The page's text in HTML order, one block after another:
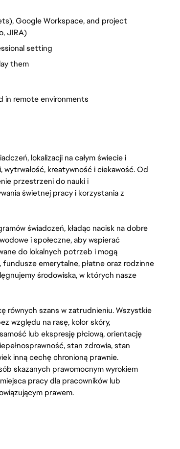
Google Workspace, and project
JIRA)
setting
them
in remote environments
lokalizacji na całym świecie i
kreatywność i ciekawość. Od
przestrzeni do nauki i
świetnej pracy i korzystania z
świadczeń, kładąc nacisk na dobre
i społeczne, aby wspierać
do lokalnych potrzeb i mogą
emerytalne, płatne oraz rodzinne
środowiska, w których nasze
równych szans w zatrudnieniu. Wszystkie
względu na rasę, kolor skóry,
lub ekspresję płciową, orientację
stan zdrowia, stan
inną cechę chronioną prawnie.
skazanych prawomocnym wyrokiem
pracy dla pracowników lub
prawem.